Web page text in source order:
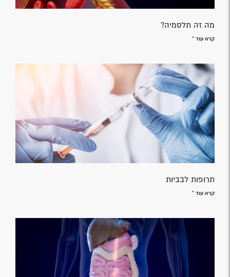
מה זה תלסמיה?
קרא עוד »
תרופות לבביות
קרא עוד »